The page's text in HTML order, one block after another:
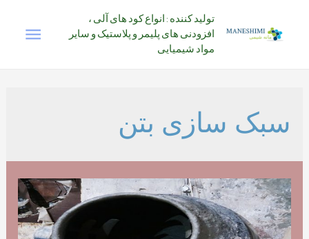
تولید کننده : انواع کود های آلی ،
افزودنی های پلیمر و پلاستیک و سایر
مواد شیمیایی
سبک سازی بتن